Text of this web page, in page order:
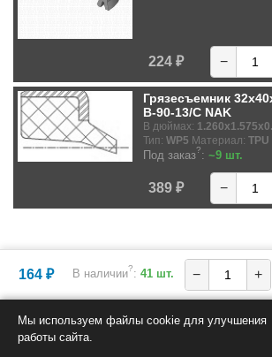
164 ₽ В наличии?: 41 шт. − +
224 ₽ −
Грязесъемник
B-90-13/C NAK
В дюймах:
Тип: WP5 Материал: TPU
Под заказ?: ~9 шт.
389 ₽ −
Мы используем файлы cookie для улучшения
работы сайта.